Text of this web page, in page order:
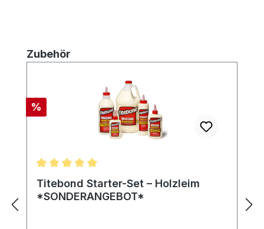
Produktgalerie überspringen
Zubehör
Rabatt
%
Durchschnittliche Bewertung von 5 von 5 Sternen
Titebond Starter-Set – Holzleim
*SONDERANGEBOT*